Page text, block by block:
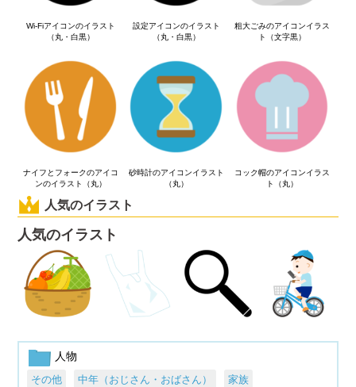
Wi-Fiアイコンのイラスト
（丸・白黒）
設定アイコンのイラスト
（丸・白黒）
粗大ごみのアイコンイラス
ト（文字黒）
ナイフとフォークのアイコ
ンのイラスト（丸）
砂時計のアイコンイラスト
（丸）
コック帽のアイコンイラス
ト（丸）
人気のイラスト
人気のイラスト
人物
その他 中年（おじさん・おばさん） 家族